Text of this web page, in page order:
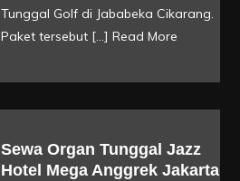
Tunggal Golf di Jababeka Cikarang.
Paket tersebut […] Read More
Sewa Organ Tunggal Jazz
Hotel Mega Anggrek Jakarta